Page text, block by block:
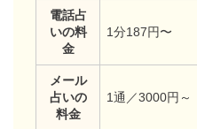
電話占
いの料
金
1分187円〜
メール
占いの
料金
1通／3000円～